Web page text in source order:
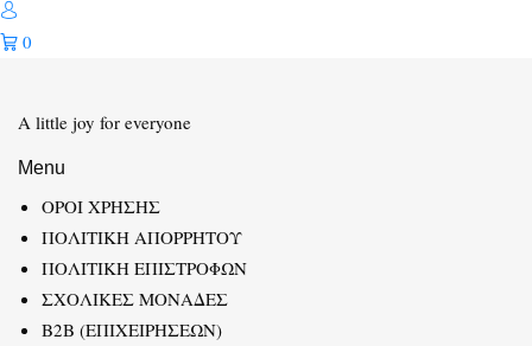
0
A little joy for everyone
Menu
ΟΡΟΙ ΧΡΗΣΗΣ
ΠΟΛΙΤΙΚΗ ΑΠΟΡΡΗΤΟΥ
ΠΟΛΙΤΙΚΗ ΕΠΙΣΤΡΟΦΩΝ
ΣΧΟΛΙΚΕΣ ΜΟΝΑΔΕΣ
B2B (ΕΠΙΧΕΙΡΗΣΕΩΝ)